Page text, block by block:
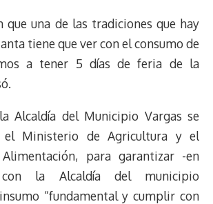
que una de las tradiciones que hay
tiene que ver con el consumo de
a tener 5 días de feria de la
Alcaldía del Municipio Vargas se
el Ministerio de Agricultura y el
para garantizar -en
con la Alcaldía del municipio
“fundamental y cumplir con